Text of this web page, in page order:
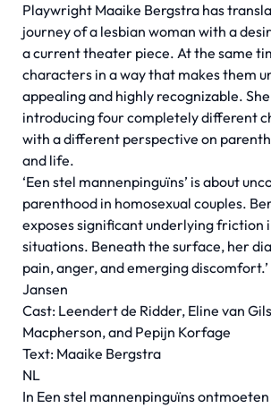
Playwright Maaike Bergstra has
journey of a lesbian woman with a
a current theater piece. At the same
characters in a way that makes them
appealing and highly recognizable.
introducing four completely different
with a different perspective on
and life.
‘Een stel mannenpinguïns’ is about
parenthood in homosexual couples.
exposes significant underlying friction
situations. Beneath the surface, her
pain, anger, and emerging
Jansen
Cast: Leendert de Ridder, Eline van
Macpherson, and Pepijn Korfage
Text: Maaike Bergstra
NL
In Een stel mannenpinguïns